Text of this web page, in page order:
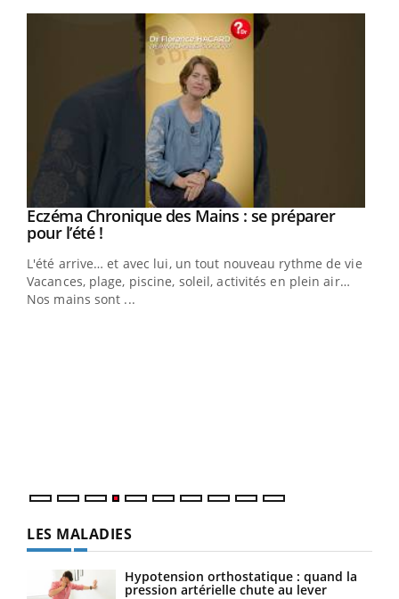
Youtube
Eczéma Chronique des Mains : se préparer
pour l’été !Youtube
L'été arrive… et avec lui, un tout nouveau rythme de vie !
Vacances, plage, piscine, soleil, activités en plein air…
Nos mains sont ...
LES MALADIES
Hypotension orthostatique : quand la
pression artérielle chute au lever